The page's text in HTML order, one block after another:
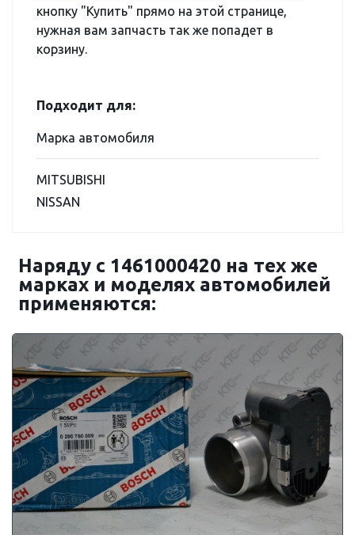
кнопку "Купить" прямо на этой странице,
нужная вам запчасть так же попадет в
корзину.
Подходит для:
Марка автомобиля
MITSUBISHI
NISSAN
Наряду с 1461000420 на тех же
марках и моделях автомобилей
применяются: